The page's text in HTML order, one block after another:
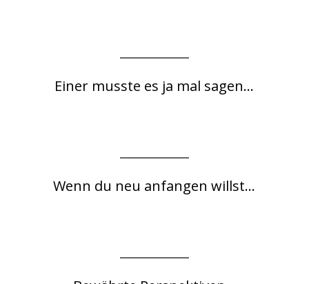
Einer musste es ja mal sagen...
Wenn du neu anfangen willst...